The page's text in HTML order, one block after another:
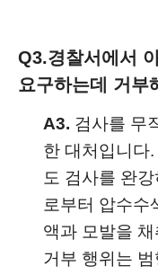
Q3.경찰서에서
요구하는데 거부
A3. 검사를 무
한 대처입니다
도 검사를 완
로부터 압수수
액과 모발을
거부 행위는